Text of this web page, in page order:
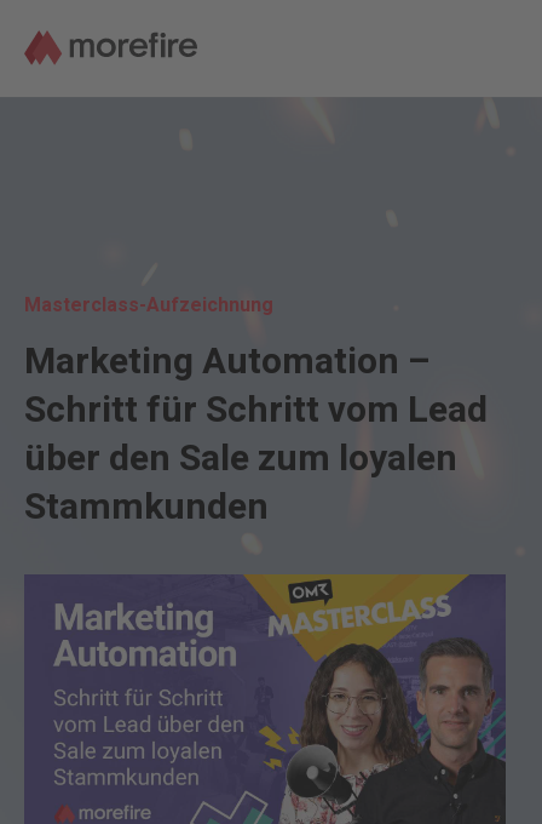
Masterclass-Aufzeichnung
Marketing Automation –
Schritt für Schritt vom Lead
über den Sale zum loyalen
Stammkunden